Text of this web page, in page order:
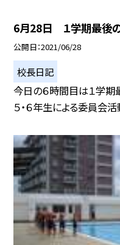
6月28日 １学期最後
公開日 2021/06/28
校長日記
今日の６時間目は１学期
５・６年生による委員会